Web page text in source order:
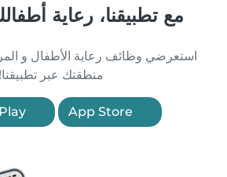
مع تطبيقنا، رعاية
استعرضي وظائف رعاية الأطفال و
منطقتك عبر تطبيقنا!